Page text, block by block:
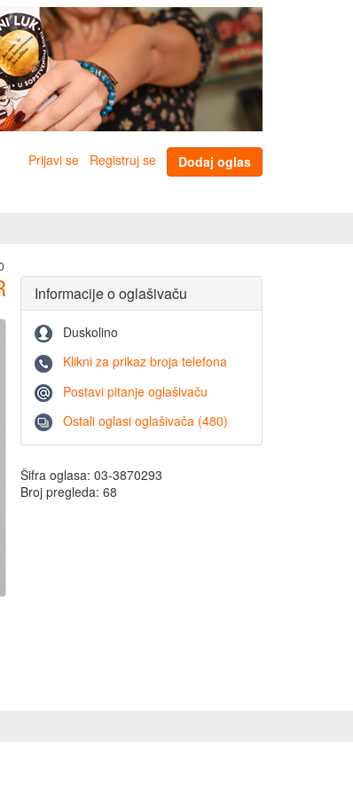
Prijavi se Registruj se Dodaj oglas
Informacije o oglašivaču
Duskolino
Klikni za prikaz broja telefona
Postavi pitanje oglašivaču
Ostali oglasi oglašivača (480)
Šifra oglasa: 03-3870293
Broj pregleda: 68